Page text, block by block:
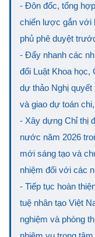
- Đôn đốc, tổng
chiến lược gắn với
phủ phê duyệt
- Đẩy nhanh các
đổi Luật Khoa học,
dự thảo Nghị
và giao dự toán
- Xây dựng Chỉ thị
nước năm 2026
mới sáng tạo và
nhiệm đối với các
- Tiếp tục hoàn
tuệ nhân tạo Việt
nghiệm và phòng